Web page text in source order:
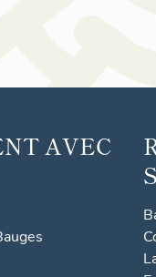
AVEC